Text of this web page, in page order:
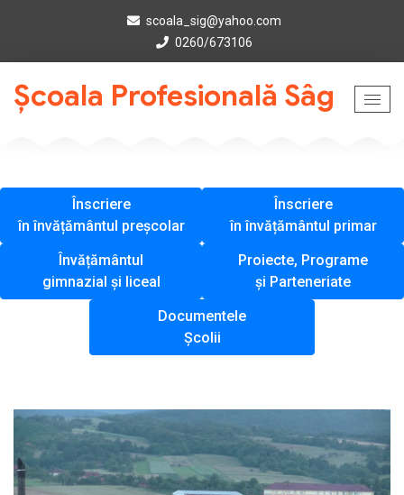
scoala_sig@yahoo.com
0260/673106
Școala Profesională Sâg
Înscriere
în învățământul preșcolar
Înscriere
în învățământul primar
Învățământul
gimnazial și liceal
Proiecte, Programe
și Parteneriate
Documentele
Școlii